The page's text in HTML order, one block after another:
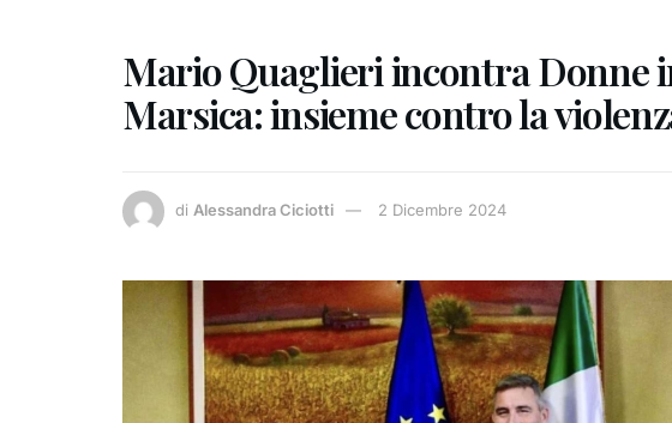
Mario Quaglieri incontra Donne
Marsica: insieme contro la
di Alessandra Ciciotti 2 Dicembre 2024